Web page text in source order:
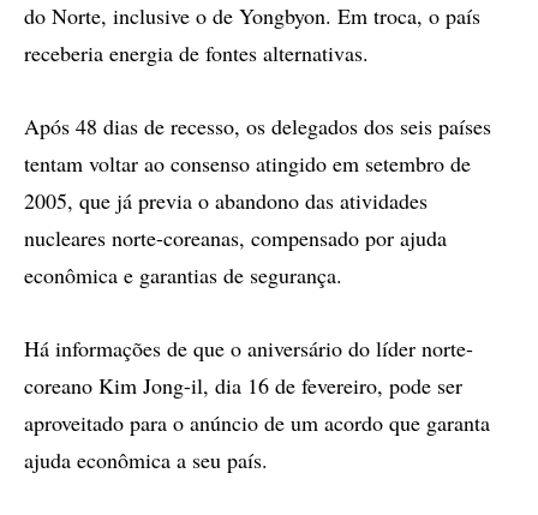
do Norte, inclusive o de Yongbyon. Em troca, o país
receberia energia de fontes alternativas.
Após 48 dias de recesso, os delegados dos seis países
tentam voltar ao consenso atingido em setembro de
2005, que já previa o abandono das atividades
nucleares norte-coreanas, compensado por ajuda
econômica e garantias de segurança.
Há informações de que o aniversário do líder norte-
coreano Kim Jong-il, dia 16 de fevereiro, pode ser
aproveitado para o anúncio de um acordo que garanta
ajuda econômica a seu país.